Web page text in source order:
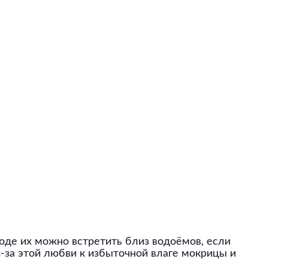
их можно встретить близ водоёмов, если
за этой любви к избыточной влаге мокрицы и